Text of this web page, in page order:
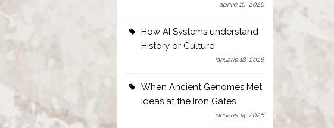
aprilie 16, 2026
How AI Systems understand
History or Culture
ianuarie 18, 2026
When Ancient Genomes Met
Ideas at the Iron Gates
ianuarie 14, 2026